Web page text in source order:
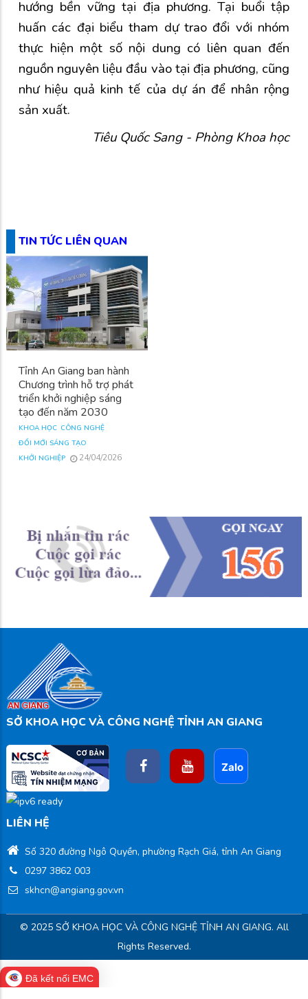
hướng bền vững tại địa phương. Tại buổi tập
huấn các đại biểu tham dự trao đổi với nhóm
thực hiện một số nội dung có liên quan đến
nguồn nguyên liệu đầu vào tại địa phương, cũng
như hiệu quả kinh tế của dự án để nhân rộng
sản xuất.
Tiêu Quốc Sang - Phòng Khoa học
TIN TỨC LIÊN QUAN
Tỉnh An Giang ban hành
Chương trình hỗ trợ phát
triển khởi nghiệp sáng
tạo đến năm 2030
KHOA HỌC CÔNG NGHỆ
ĐỔI MỚI SÁNG TẠO
KHỞI NGHIỆP
24/04/2026
SỞ KHOA HỌC VÀ CÔNG NGHỆ TỈNH AN GIANG
LIÊN HỆ
Số 320 đường Ngô Quyền, phường Rạch Giá, tỉnh An Giang
0297 3862 003
skhcn@angiang.gov.vn
© 2025 SỞ KHOA HỌC VÀ CÔNG NGHỆ TỈNH AN GIANG. All
Rights Reserved.
Đã kết nối EMC